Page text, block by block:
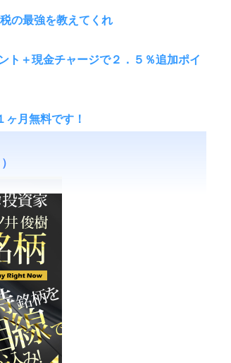
の最強を教えてくれ
ト＋現金チャージで２．５％追加ポイ
月無料です！